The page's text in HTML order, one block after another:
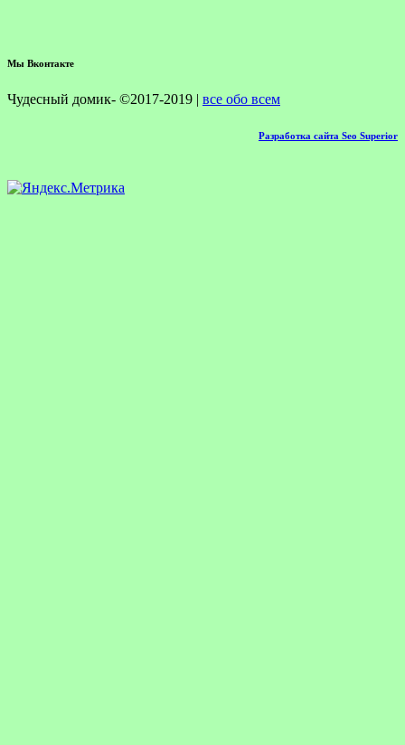
Мы Вконтакте
Чудесный домик- ©2017-2019 | все обо всем
Разработка сайта Seo Superior